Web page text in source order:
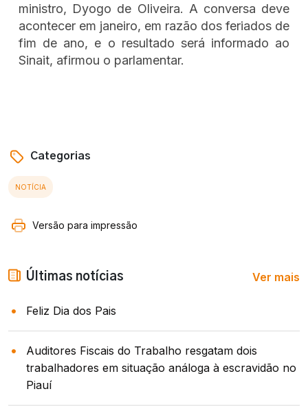
ministro, Dyogo de Oliveira. A conversa deve
acontecer em janeiro, em razão dos feriados de
fim de ano, e o resultado será informado ao
Sinait, afirmou o parlamentar.
Categorias
NOTÍCIA
Versão para impressão
Últimas notícias Ver mais
Feliz Dia dos Pais
Auditores Fiscais do Trabalho resgatam dois
trabalhadores em situação análoga à escravidão no
Piauí